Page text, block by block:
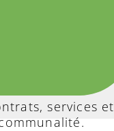
services et